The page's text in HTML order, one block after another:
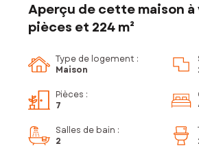
Aperçu de cette maison à
pièces et 224 m²
Type de logement :
Maison
Pièces :
7
Salles de bain :
2